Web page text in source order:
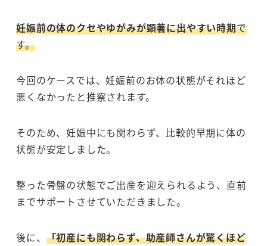
妊娠前の体のクセやゆがみが顕著に出やすい時期で
す。
今回のケースでは、妊娠前のお体の状態がそれほど
悪くなかったと推察されます。
そのため、妊娠中にも関わらず、比較的早期に体の
状態が安定しました。
整った骨盤の状態でご出産を迎えられるよう、直前
までサポートさせていただきました。
後に、 「初産にも関わらず、助産師さんが驚くほど